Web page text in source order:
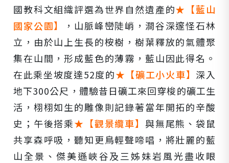
國教科文組織評選為世界自然遺產的★【藍山
國家公園】
，山脈峰巒陡峭，澗谷深邃怪石林
立，由於山上生長的桉樹，樹葉釋放的氣體聚
集在山間，形成藍色的薄霧，藍山因此得名。
在此乘坐坡度達52度的★【礦工小火車】 深入
地下300公尺，體驗昔日礦工來回穿梭的礦工生
活，栩栩如生的雕像則記錄著當年開拓的辛酸
史；午後搭乘★【觀景纜車】 與無尾熊、袋鼠
共享森呼吸，聽知更鳥輕聲啼唱，將壯麗的藍
山全景、傑美遜峽谷及三姊妹岩風光盡收眼